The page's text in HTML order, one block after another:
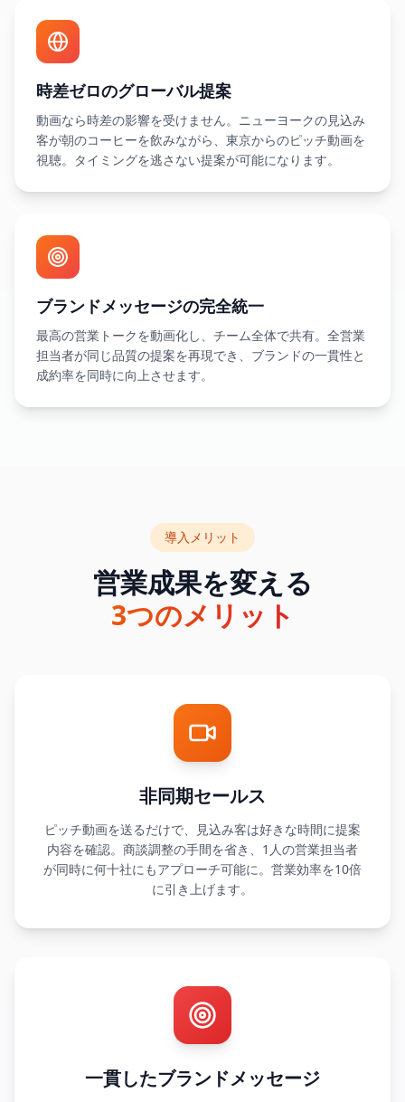
時差ゼロのグローバル提案
動画なら時差の影響を受けません。ニューヨークの見込み
客が朝のコーヒーを飲みながら、東京からのピッチ動画を
視聴。タイミングを逃さない提案が可能になります。
ブランドメッセージの完全統一
最高の営業トークを動画化し、チーム全体で共有。全営業
担当者が同じ品質の提案を再現でき、ブランドの一貫性と
成約率を同時に向上させます。
導入メリット
営業成果を変える
3つのメリット
非同期セールス
ピッチ動画を送るだけで、見込み客は好きな時間に提案
内容を確認。商談調整の手間を省き、1人の営業担当者
が同時に何十社にもアプローチ可能に。営業効率を10倍
に引き上げます。
一貫したブランドメッセージ